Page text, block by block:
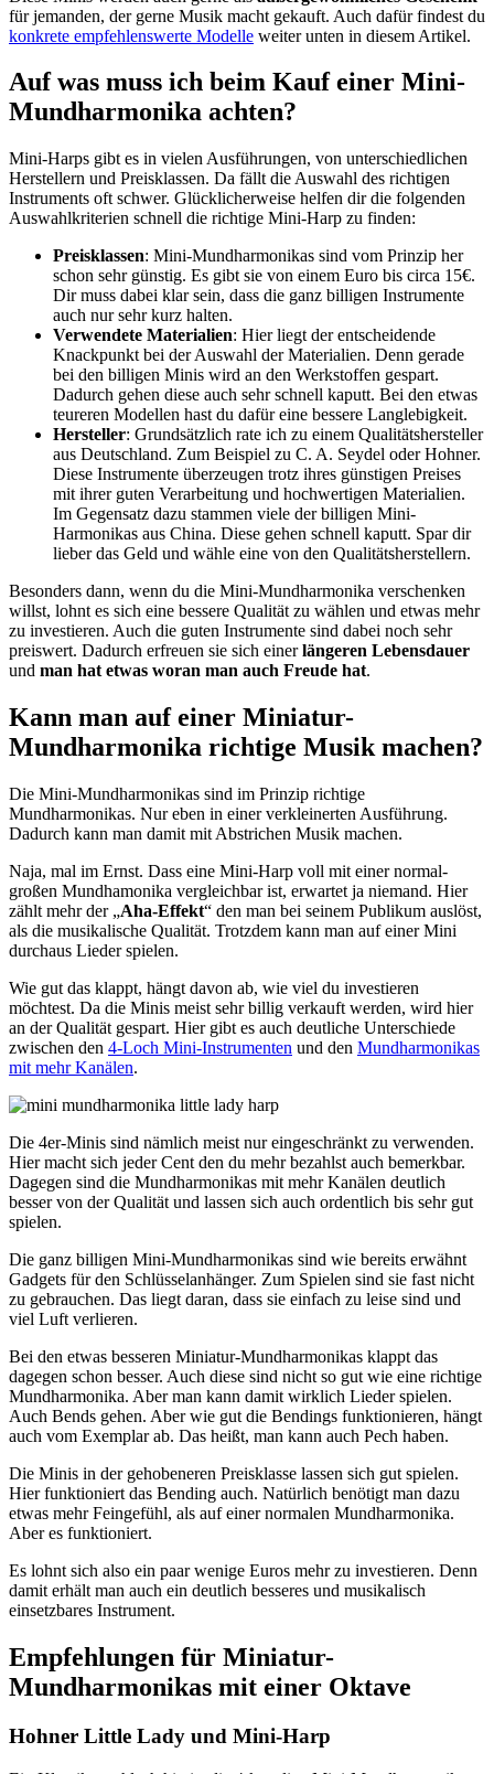
für jemanden, der gerne Musik macht gekauft. Auch dafür findest du
konkrete empfehlenswerte Modelle weiter unten in diesem Artikel.
Auf was muss ich beim Kauf einer Mini-
Mundharmonika achten?
Mini-Harps gibt es in vielen Ausführungen, von unterschiedlichen
Herstellern und Preisklassen. Da fällt die Auswahl des richtigen
Instruments oft schwer. Glücklicherweise helfen dir die folgenden
Auswahlkriterien schnell die richtige Mini-Harp zu finden:
Preisklassen: Mini-Mundharmonikas sind vom Prinzip her
schon sehr günstig. Es gibt sie von einem Euro bis circa 15€.
Dir muss dabei klar sein, dass die ganz billigen Instrumente
auch nur sehr kurz halten.
Verwendete Materialien: Hier liegt der entscheidende
Knackpunkt bei der Auswahl der Materialien. Denn gerade
bei den billigen Minis wird an den Werkstoffen gespart.
Dadurch gehen diese auch sehr schnell kaputt. Bei den etwas
teureren Modellen hast du dafür eine bessere Langlebigkeit.
Hersteller: Grundsätzlich rate ich zu einem Qualitätshersteller
aus Deutschland. Zum Beispiel zu C. A. Seydel oder Hohner.
Diese Instrumente überzeugen trotz ihres günstigen Preises
mit ihrer guten Verarbeitung und hochwertigen Materialien.
Im Gegensatz dazu stammen viele der billigen Mini-
Harmonikas aus China. Diese gehen schnell kaputt. Spar dir
lieber das Geld und wähle eine von den Qualitätsherstellern.
Besonders dann, wenn du die Mini-Mundharmonika verschenken
willst, lohnt es sich eine bessere Qualität zu wählen und etwas mehr
zu investieren. Auch die guten Instrumente sind dabei noch sehr
preiswert. Dadurch erfreuen sie sich einerlängeren Lebensdauer
und man hat etwas woran man auch Freude hat.
Kann man auf einer Miniatur-
Mundharmonika richtige Musik machen?
Die Mini-Mundharmonikas sind im Prinzip richtige
Mundharmonikas. Nur eben in einer verkleinerten Ausführung.
Dadurch kann man damit mit Abstrichen Musik machen.
Naja, mal im Ernst. Dass eine Mini-Harp voll mit einer normal-
großen Mundhamonika vergleichbar ist, erwartet ja niemand. Hier
zählt mehr der „Aha-Effekt“ den man bei seinem Publikum auslöst,
als die musikalische Qualität. Trotzdem kann man auf einer Mini
durchaus Lieder spielen.
Wie gut das klappt, hängt davon ab, wie viel du investieren
möchtest. Da die Minis meist sehr billig verkauft werden, wird hier
an der Qualität gespart. Hier gibt es auch deutliche Unterschiede
zwischen den 4-Loch Mini-Instrumenten und den Mundharmonikas
mit mehr Kanälen.
Die 4er-Minis sind nämlich meist nur eingeschränkt zu verwenden.
Hier macht sich jeder Cent den du mehr bezahlst auch bemerkbar.
Dagegen sind die Mundharmonikas mit mehr Kanälen deutlich
besser von der Qualität und lassen sich auch ordentlich bis sehr gut
spielen.
Die ganz billigen Mini-Mundharmonikas sind wie bereits erwähnt
Gadgets für den Schlüsselanhänger. Zum Spielen sind sie fast nicht
zu gebrauchen. Das liegt daran, dass sie einfach zu leise sind und
viel Luft verlieren.
Bei den etwas besseren Miniatur-Mundharmonikas klappt das
dagegen schon besser. Auch diese sind nicht so gut wie eine richtige
Mundharmonika. Aber man kann damit wirklich Lieder spielen.
Auch Bends gehen. Aber wie gut die Bendings funktionieren, hängt
auch vom Exemplar ab. Das heißt, man kann auch Pech haben.
Die Minis in der gehobeneren Preisklasse lassen sich gut spielen.
Hier funktioniert das Bending auch. Natürlich benötigt man dazu
etwas mehr Feingefühl, als auf einer normalen Mundharmonika.
Aber es funktioniert.
Es lohnt sich also ein paar wenige Euros mehr zu investieren. Denn
damit erhält man auch ein deutlich besseres und musikalisch
einsetzbares Instrument.
Empfehlungen für Miniatur-
Mundharmonikas mit einer Oktave
Hohner Little Lady und Mini-Harp